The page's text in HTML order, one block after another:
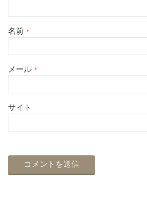
名前 *
メール *
サイト